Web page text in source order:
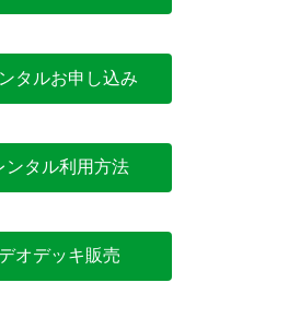
タルお申し込み
ンタル利用方法
オデッキ販売